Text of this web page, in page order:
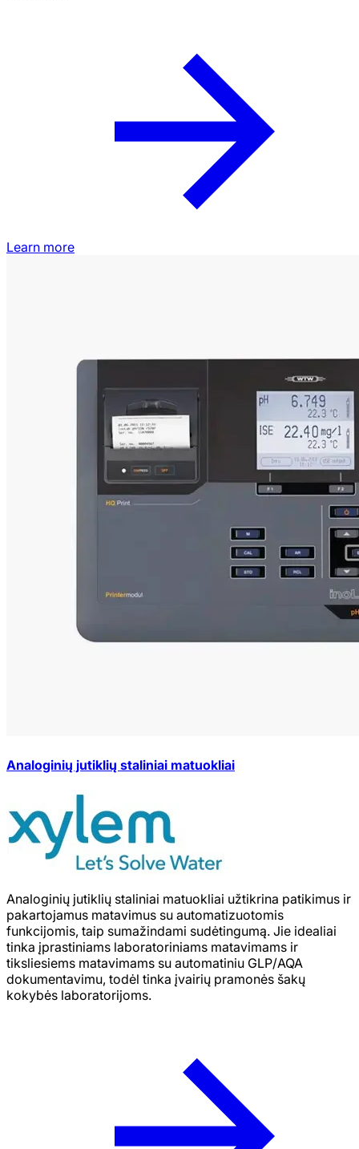
Learn more
Analoginių jutiklių staliniai matuokliai
Analoginių jutiklių staliniai matuokliai užtikrina patikimus ir
pakartojamus matavimus su automatizuotomis
funkcijomis, taip sumažindami sudėtingumą. Jie idealiai
tinka įprastiniams laboratoriniams matavimams ir
tiksliesiems matavimams su automatiniu GLP/AQA
dokumentavimu, todėl tinka įvairių pramonės šakų
kokybės laboratorijoms.